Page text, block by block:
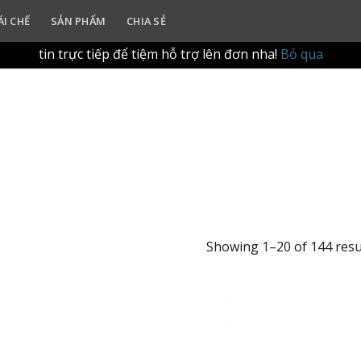
in-store refill experience. Please drop by the shop with
tin trực tiếp để tiệm hỗ trợ lên đơn nha! Bỏ qua
CHẾ SẢN PHẨM CHIA SẺ
Showing 1–20 of 144